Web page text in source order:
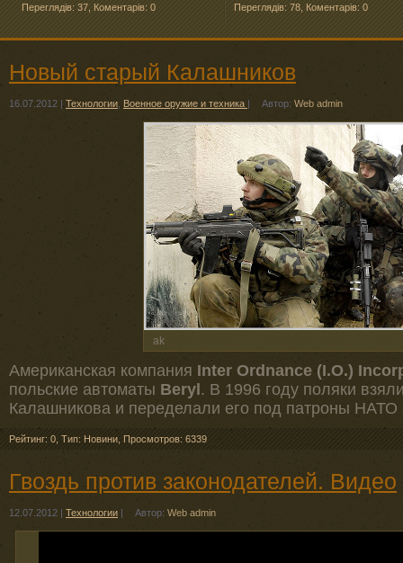
Переглядів: 37 Коментарів: 0 Переглядів: 78 Коментарів: 0
Новый старый Калашников
16.07.2012 | Технологии Военное оружие и техника | Автор: Web admin
ak
Американская компания Inter Ordnance (I.O.)
польские автоматы Beryl. В 1996 году поляки
Калашникова и переделали его под патроны НАТО
Рейтинг: 0 Тип: Новини Просмотров: 6339
Гвоздь против законодателей. Видео
12.07.2012 | Технологии | Автор: Web admin